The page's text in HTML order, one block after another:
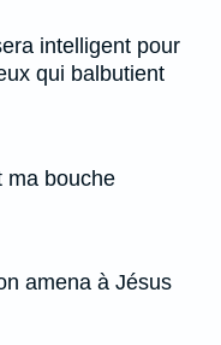
intelligent pour
qui balbutient
ma bouche
amena à Jésus